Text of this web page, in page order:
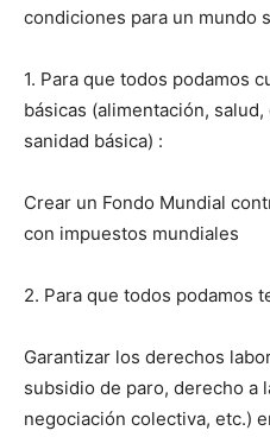
condiciones para un mundo
1. Para que todos podamos
básicas (alimentación,
sanidad básica) :
Crear un Fondo Mundial
con impuestos mundiales
2. Para que todos podamos
Garantizar los derechos
subsidio de paro, derecho a
negociación colectiva, etc.)